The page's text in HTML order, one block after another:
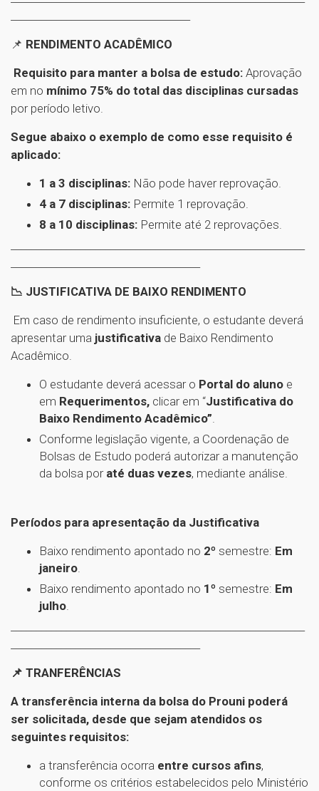
📌 RENDIMENTO ACADÊMICO
Requisito para manter a bolsa de estudo: Aprovação
em no mínimo 75% do total das disciplinas cursadas
por período letivo.
Segue abaixo o exemplo de como esse requisito é
aplicado:
1 a 3 disciplinas: Não pode haver reprovação.
4 a 7 disciplinas: Permite 1 reprovação.
8 a 10 disciplinas: Permite até 2 reprovações.
📉 JUSTIFICATIVA DE BAIXO RENDIMENTO
Em caso de rendimento insuficiente, o estudante deverá
apresentar uma justificativa de Baixo Rendimento
Acadêmico.
O estudante deverá acessar o Portal do aluno e
em Requerimentos, clicar em “Justificativa do
Baixo Rendimento Acadêmico”.
Conforme legislação vigente, a Coordenação de
Bolsas de Estudo poderá autorizar a manutenção
da bolsa por até duas vezes, mediante análise.
Períodos para apresentação da Justificativa
Baixo rendimento apontado no 2º semestre: Em
janeiro.
Baixo rendimento apontado no 1º semestre: Em
julho.
📌 TRANFERÊNCIAS
A transferência interna da bolsa do Prouni poderá
ser solicitada, desde que sejam atendidos os
seguintes requisitos:
a transferência ocorra entre cursos afins,
conforme os critérios estabelecidos pelo Ministério